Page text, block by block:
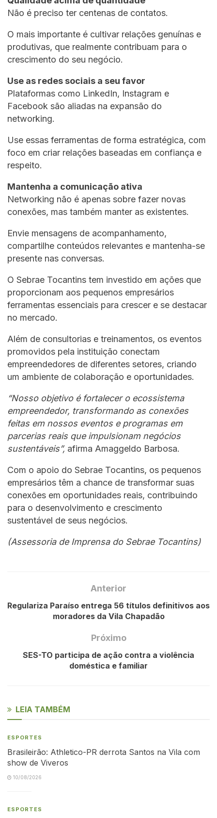
Não é preciso ter centenas de contatos.
O mais importante é cultivar relações genuínas e
produtivas, que realmente contribuam para o
crescimento do seu negócio.
Use as redes sociais a seu favor
Plataformas como LinkedIn, Instagram e
Facebook são aliadas na expansão do
networking.
Use essas ferramentas de forma estratégica, com
foco em criar relações baseadas em confiança e
respeito.
Mantenha a comunicação ativa
Networking não é apenas sobre fazer novas
conexões, mas também manter as existentes.
Envie mensagens de acompanhamento,
compartilhe conteúdos relevantes e mantenha-se
presente nas conversas.
O Sebrae Tocantins tem investido em ações que
proporcionam aos pequenos empresários
ferramentas essenciais para crescer e se destacar
no mercado.
Além de consultorias e treinamentos, os eventos
promovidos pela instituição conectam
empreendedores de diferentes setores, criando
um ambiente de colaboração e oportunidades.
“Nosso objetivo é fortalecer o ecossistema
empreendedor, transformando as conexões
feitas em nossos eventos e programas em
parcerias reais que impulsionam negócios
sustentáveis”, afirma Amaggeldo Barbosa.
Com o apoio do Sebrae Tocantins, os pequenos
empresários têm a chance de transformar suas
conexões em oportunidades reais, contribuindo
para o desenvolvimento e crescimento
sustentável de seus negócios.
(Assessoria de Imprensa do Sebrae Tocantins)
Anterior
Regulariza Paraíso entrega 56 títulos definitivos aos
moradores da Vila Chapadão
Próximo
SES-TO participa de ação contra a violência
doméstica e familiar
LEIA TAMBÉM
ESPORTES
Brasileirão: Athletico-PR derrota Santos na Vila com
show de Viveros
10/08/2026
ESPORTES